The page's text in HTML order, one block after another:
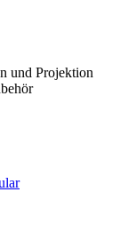
und Projektion